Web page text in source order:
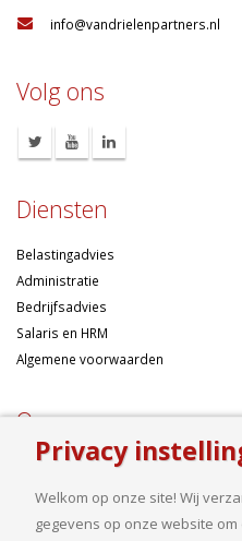
info@vandrielenpartners.nl
Volg ons
Diensten
Belastingadvies
Administratie
Bedrijfsadvies
Salaris en HRM
Algemene voorwaarden
Over ons
Ondernemen betekent risico’s
samengesteld mogelijk. Of u nu
goed financieel plan, uw bedrijf wilt
Privacy
Welkom op onze site! Wij
gegevens op onze website